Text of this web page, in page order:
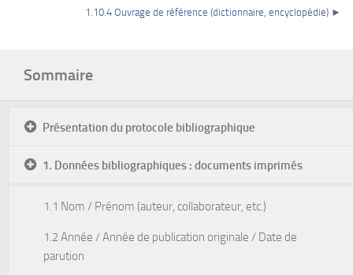
1.10.4 Ouvrage de référence (dictionnaire, encyclopédie) ►
Sommaire
Présentation du protocole bibliographique
1. Données bibliographiques : documents imprimés
1.1 Nom / Prénom (auteur, collaborateur, etc.)
1.2 Année / Année de publication originale / Date de
parution